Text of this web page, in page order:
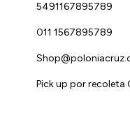
5491167895789
011 1567895789
Pick up por recoleta